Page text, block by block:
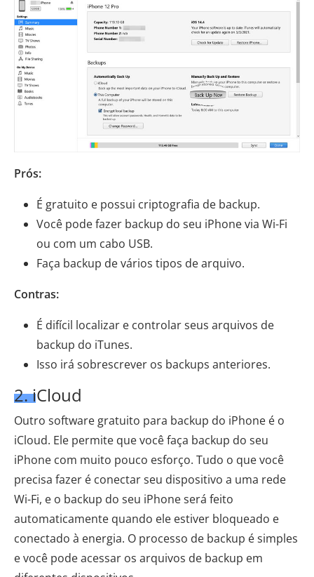
Prós:
É gratuito e possui criptografia de backup.
Você pode fazer backup do seu iPhone via Wi-Fi
ou com um cabo USB.
Faça backup de vários tipos de arquivo.
Contras:
É difícil localizar e controlar seus arquivos de
backup do iTunes.
Isso irá sobrescrever os backups anteriores.
2. iCloud
Outro software gratuito para backup do iPhone é o
iCloud. Ele permite que você faça backup do seu
iPhone com muito pouco esforço. Tudo o que você
precisa fazer é conectar seu dispositivo a uma rede
Wi-Fi, e o backup do seu iPhone será feito
automaticamente quando ele estiver bloqueado e
conectado à energia. O processo de backup é simples
e você pode acessar os arquivos de backup em